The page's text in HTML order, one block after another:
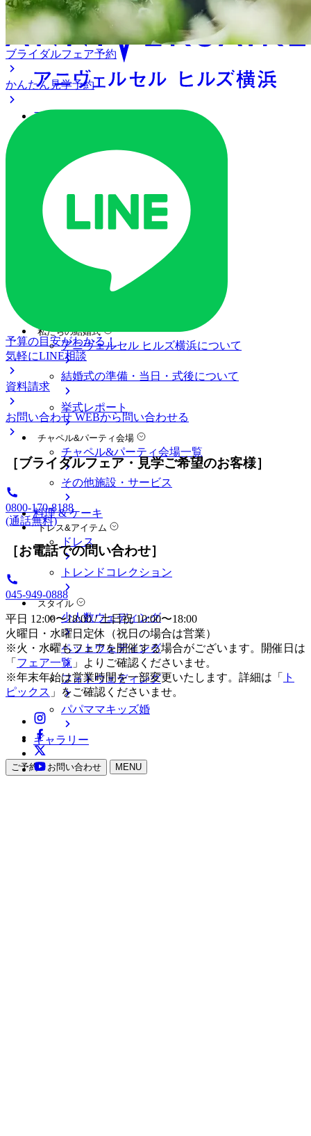
アクセス
ご列席の皆様へ
トピックス
ご予約・お問い合わせ
ブライダルフェア
ブライダルフェア一覧
ブライダルフェアの基礎知識
私たちの結婚式
アニヴェルセル ヒルズ横浜について
結婚式の準備・当日・式後について
挙式レポート
チャペル&パーティ会場
チャペル&パーティ会場一覧
その他施設・サービス
料理 & ケーキ
ドレス&アイテム
ドレス
トレンドコレクション
スタイル
少人数ウェディング
ペットウェディング
フォトウェディング
パパママキッズ婚
ギャラリー
ご予約・お問い合わせ MENU
ブライダルフェア予約
かんたん見学予約
予算の目安がわかる！
気軽にLINE相談
資料請求
お問い合わせ WEBから問い合わせる
［ブライダルフェア・見学ご希望のお客様］
0800-170-8188
(通話無料)
［お電話での問い合わせ］
045-949-0888
平日 12:00〜18:00 / 土日祝 10:00〜18:00
火曜日・水曜日定休（祝日の場合は営業）
※火・水曜もフェアを開催する場合がございます。開催日は
「 フェア一覧 」よりご確認くださいませ。
※年末年始は営業時間を一部変更いたします。詳細は「
ト
ピックス 」をご確認くださいませ。